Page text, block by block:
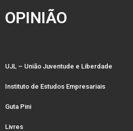
OPINIÃO
UJL – União Juventude e Liberdade
Instituto de Estudos Empresariais
Guta Pini
Livres